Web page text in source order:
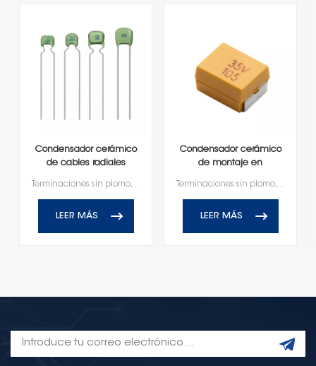
Condensador cerámico
de cables radiales
Terminaciones sin plomo, compatibles con RoHS y Reach
LEER MÁS
Condensador cerámico
de montaje en
Terminaciones sin plomo, compatibles con RoHS y Reach
LEER MÁS